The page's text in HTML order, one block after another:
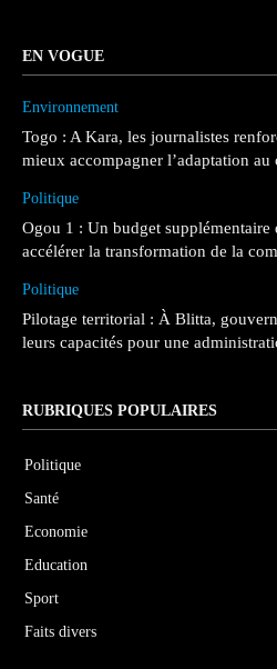
EN VOGUE
Environnement
Togo : A Kara, les journalistes
mieux accompagner l’adaptation
Politique
Ogou 1 : Un budget
accélérer la transformation de la
Politique
Pilotage territorial : À Blitta,
leurs capacités pour une
RUBRIQUES POPULAIRES
Politique
Santé
Economie
Education
Sport
Faits divers